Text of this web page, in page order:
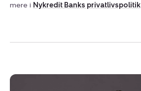
mere i Nykredit Banks privatlivspolitik